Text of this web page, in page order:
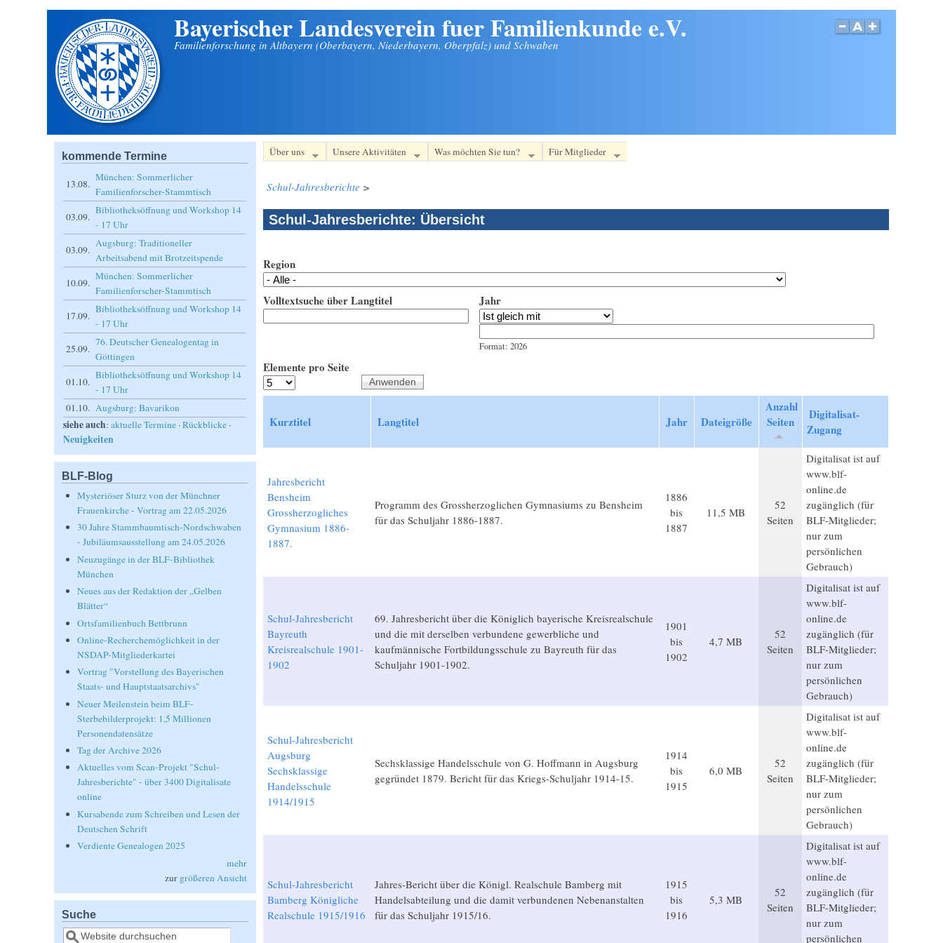
Bayerischer Landesverein fuer Familienkunde e.V.
Familienforschung in Altbayern (Oberbayern, Niederbayern, Oberpfalz) und Schwaben
Über uns Unsere Aktivitäten Was möchten Sie tun? Für Mitglieder
Schul-Jahresberichte >
Schul-Jahresberichte: Übersicht
Region
Volltextsuche über Langtitel
Jahr
Format: 2026
Elemente pro Seite
Kurztitel Langtitel Jahr Dateigröße
Anzahl
Seiten
Digitalisat-
Zugang
Jahresbericht
Bensheim
Grossherzogliches
Gymnasium 1886-
1887.
Programm des Grossherzoglichen Gymnasiums zu Bensheim
für das Schuljahr 1886-1887.
1886
bis
1887
11,5 MB
52
Seiten
Digitalisat ist auf
www.blf-
online.de
zugänglich (für
BLF-Mitglieder;
nur zum
persönlichen
Gebrauch)
Schul-Jahresbericht
Bayreuth
Kreisrealschule 1901-
1902
69. Jahresbericht über die Königlich bayerische Kreisrealschule
und die mit derselben verbundene gewerbliche und
kaufmännische Fortbildungsschule zu Bayreuth für das
Schuljahr 1901-1902.
1901
bis
1902
4,7 MB
52
Seiten
Digitalisat ist auf
www.blf-
online.de
zugänglich (für
BLF-Mitglieder;
nur zum
persönlichen
Gebrauch)
Schul-Jahresbericht
Augsburg
Sechsklassige
Handelsschule
1914/1915
Sechsklassige Handelsschule von G. Hoffmann in Augsburg
gegründet 1879. Bericht für das Kriegs-Schuljahr 1914-15.
1914
bis
1915
6,0 MB
52
Seiten
Digitalisat ist auf
www.blf-
online.de
zugänglich (für
BLF-Mitglieder;
nur zum
persönlichen
Gebrauch)
Schul-Jahresbericht
Bamberg Königliche
Realschule 1915/1916
Jahres-Bericht über die Königl. Realschule Bamberg mit
Handelsabteilung und die damit verbundenen Nebenanstalten
für das Schuljahr 1915/16.
1915
bis
1916
5,3 MB
52
Seiten
Digitalisat ist auf
www.blf-
online.de
zugänglich (für
BLF-Mitglieder;
nur zum
persönlichen
kommende Termine
13.08.
München: Sommerlicher
Familienforscher-Stammtisch
03.09.
Bibliotheksöffnung und Workshop 14
- 17 Uhr
03.09.
Augsburg: Traditioneller
Arbeitsabend mit Brotzeitspende
10.09.
München: Sommerlicher
Familienforscher-Stammtisch
17.09.
Bibliotheksöffnung und Workshop 14
- 17 Uhr
25.09.
76. Deutscher Genealogentag in
Göttingen
01.10.
Bibliotheksöffnung und Workshop 14
- 17 Uhr
01.10. Augsburg: Bavarikon
siehe auch:aktuelle Termine ·Rückblicke ·
Neuigkeiten
BLF-Blog
Mysteriöser Sturz von der Münchner
Frauenkirche - Vortrag am 22.05.2026
30 Jahre Stammbaumtisch-Nordschwaben
- Jubiläumsausstellung am 24.05.2026
Neuzugänge in der BLF-Bibliothek
München
Neues aus der Redaktion der „Gelben
Blätter“
Ortsfamilienbuch Bettbrunn
Online-Recherchemöglichkeit in der
NSDAP-Mitgliederkartei
Vortrag "Vorstellung des Bayerischen
Staats- und Hauptstaatsarchivs"
Neuer Meilenstein beim BLF-
Sterbebilderprojekt: 1,5 Millionen
Personendatensätze
Tag der Archive 2026
Aktuelles vom Scan-Projekt "Schul-
Jahresberichte" - über 3400 Digitalisate
online
Kursabende zum Schreiben und Lesen der
Deutschen Schrift
Verdiente Genealogen 2025
mehr
zur größeren Ansicht
Suche
Suche